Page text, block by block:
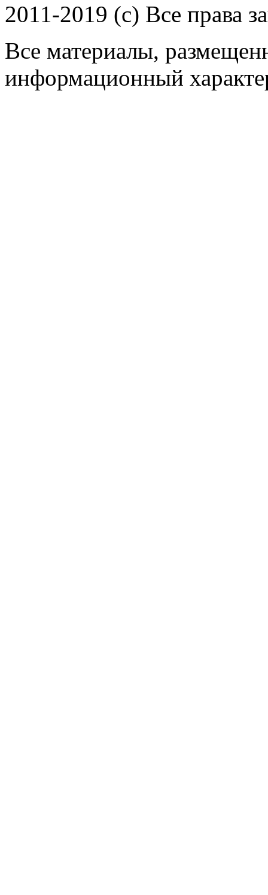
2011-2019 (c) Все права
Все материалы,
информационный